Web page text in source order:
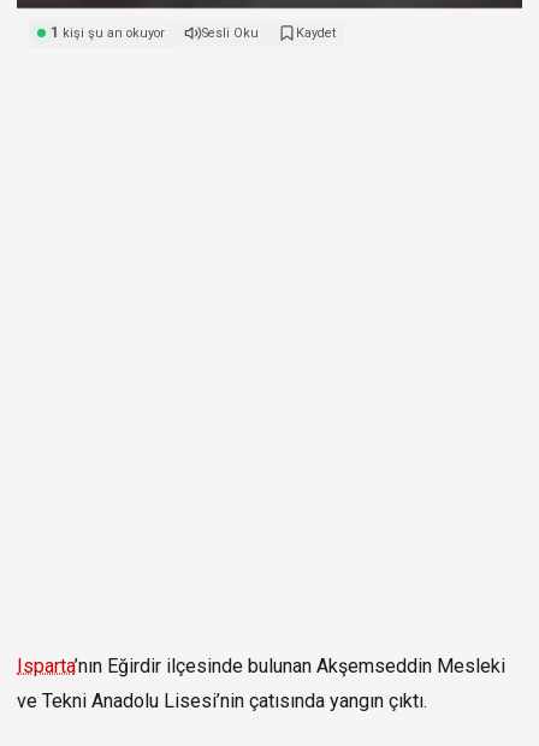
1 kişi şu an okuyor Sesli Oku Kaydet
Isparta’nın Eğirdir ilçesinde bulunan Akşemseddin Mesleki
ve Tekni Anadolu Lisesi’nin çatısında yangın çıktı.